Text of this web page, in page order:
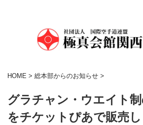
HOME > 総本部からのお知らせ >
グラチャン・ウエイト
をチケットぴあで販売